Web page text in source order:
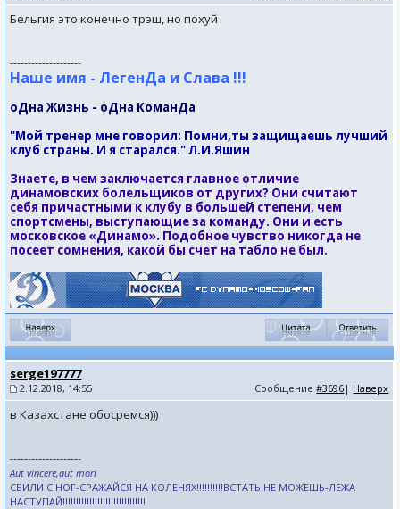
Бельгия это конечно трэш, но похуй
--------------------
Наше имя - ЛегенДа и Слава !!!
оДна Жизнь - оДна КоманДа
"Мой тренер мне говорил: Помни,ты защищаешь лучший
клуб страны. И я старался." Л.И.Яшин
Знаете, в чем заключается главное отличие
динамовских болельщиков от других? Они считают
себя причастными к клубу в большей степени, чем
спортсмены, выступающие за команду. Они и есть
московское «Динамо». Подобное чувство никогда не
посеет сомнения, какой бы счет на табло не был.
serge197777
2.12.2018, 14:55 Сообщение#3696 | Наверх
в Казахстане обосремся)))
--------------------
Aut vincere,aut mori
СБИЛИ С НОГ-СРАЖАЙСЯ НА КОЛЕНЯХ!!!!!!!!!!ВСТАТЬ НЕ МОЖЕШЬ-ЛЕЖА
НАСТУПАЙ!!!!!!!!!!!!!!!!!!!!!!!!!!!!!!!